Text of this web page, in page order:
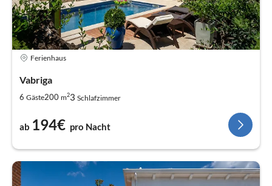
Ferienhaus
Vabriga
6 Gäste200 m23 Schlafzimmer
ab 194€ pro Nacht